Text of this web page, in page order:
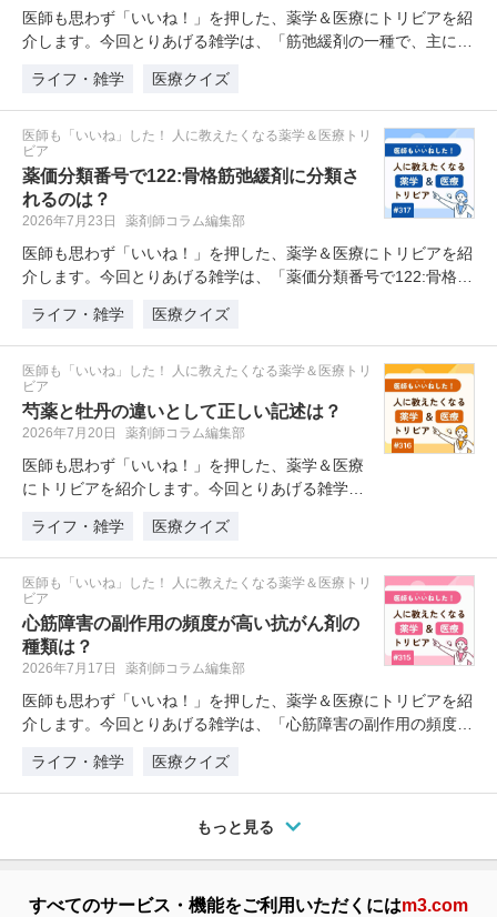
医師も思わず「いいね！」を押した、薬学＆医療にトリビアを紹
介します。今回とりあげる雑学は、「筋弛緩剤の一種で、主に中
ライフ・雑学
医療クイズ
医師も「いいね」した！ 人に教えたくなる薬学＆医療トリ
ビア
薬価分類番号で122:骨格筋弛緩剤に分類さ
れるのは？
2026年7月23日 薬剤師コラム編集部
医師も思わず「いいね！」を押した、薬学＆医療にトリビアを紹
介します。今回とりあげる雑学は、「薬価分類番号で122:骨格
ライフ・雑学
医療クイズ
医師も「いいね」した！ 人に教えたくなる薬学＆医療トリ
ビア
芍薬と牡丹の違いとして正しい記述は？
2026年7月20日 薬剤師コラム編集部
医師も思わず「いいね！」を押した、薬学＆医療
にトリビアを紹介します。今回とりあげる雑学
ライフ・雑学
医療クイズ
医師も「いいね」した！ 人に教えたくなる薬学＆医療トリ
ビア
心筋障害の副作用の頻度が高い抗がん剤の
種類は？
2026年7月17日 薬剤師コラム編集部
医師も思わず「いいね！」を押した、薬学＆医療にトリビアを紹
介します。今回とりあげる雑学は、「心筋障害の副作用の頻度が
ライフ・雑学
医療クイズ
もっと見る
すべてのサービス・機能をご利用いただくにはm3.com